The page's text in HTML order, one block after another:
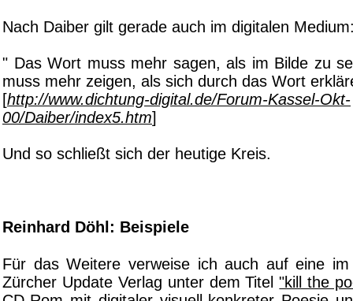
Nach Daiber gilt gerade auch im digitalen
" Das Wort muss mehr sagen, als im Bilde zu
muss mehr zeigen, als sich durch das Wort
[http://www.dichtung-digital.de/Forum-Kassel-Okt-
00/Daiber/index5.htm]
Und so schließt sich der heutige Kreis.
Reinhard Döhl: Beispiele
Für das Weitere verweise ich auch auf eine
Zürcher Update Verlag unter dem Titel"kill the